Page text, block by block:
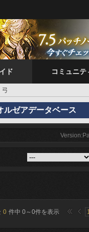
ド コミュニテ
弓
ルゼアデータベース
0 件中 0～0件を表示